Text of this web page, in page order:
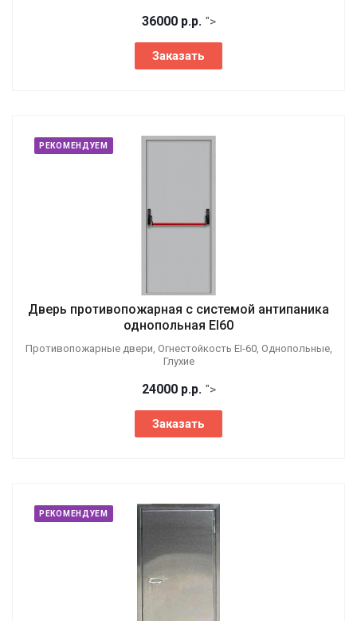
36000 р.р. ">
Заказать
РЕКОМЕНДУЕМ
Дверь противопожарная с системой антипаника
однопольная EI60
Противопожарные двери, Огнестойкость EI-60, Однопольные,
Глухие
24000 р.р. ">
Заказать
РЕКОМЕНДУЕМ